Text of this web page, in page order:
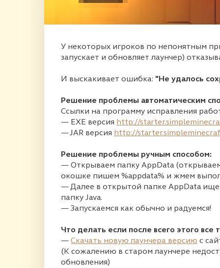
У некоторых игроков по непонятным
запускает и обновляет лаунчер)
И выскакивает ошибка: "Не удалось
Решение проблемы автоматическим
Ссылки на программу исправления
— EXE версия http://
— JAR версия http://
Решение проблемы ручным способом:
— Открываем папку AppData
окошке пишем %appdata% и жмем
— Далее в открытой папке AppData
папку Java.
— Запускаемся как обычно и радуемся!
Что делать если после всего этого все
—Скачать новую лаунчера версию с
(К сожалению в старом лаунчере
обновления)